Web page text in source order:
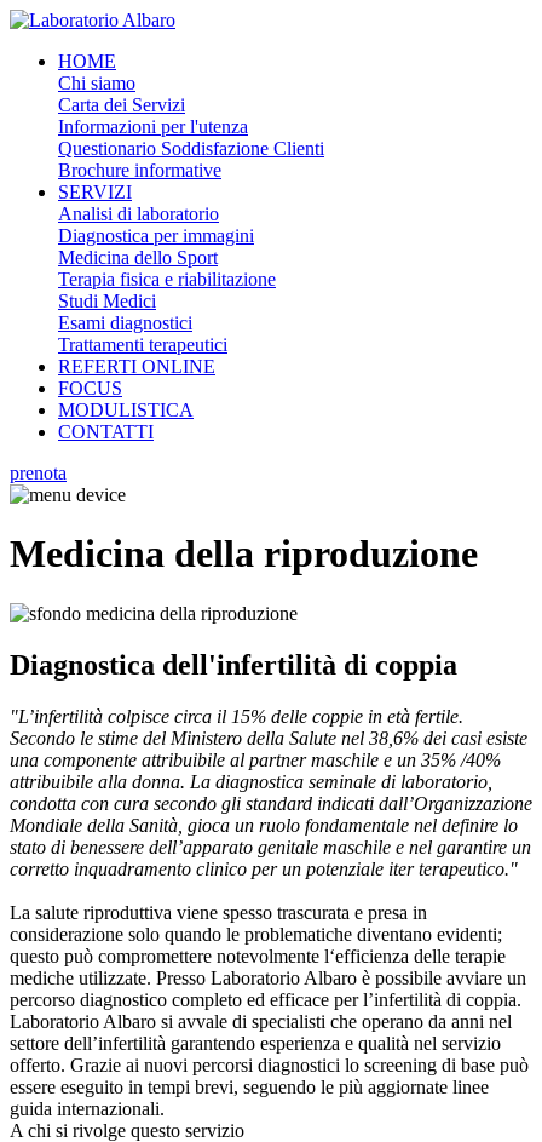
HOME
Chi siamo
Carta dei Servizi
Informazioni per l'utenza
Questionario Soddisfazione Clienti
Brochure informative
SERVIZI
Analisi di laboratorio
Diagnostica per immagini
Medicina dello Sport
Terapia fisica e riabilitazione
Studi Medici
Esami diagnostici
Trattamenti terapeutici
REFERTI ONLINE
FOCUS
MODULISTICA
CONTATTI
prenota
Medicina della riproduzione
Diagnostica dell'infertilità di coppia
"L’infertilità colpisce circa il 15% delle coppie in età fertile.
Secondo le stime del Ministero della Salute nel 38,6% dei casi esiste
una componente attribuibile al partner maschile e un 35% /40%
attribuibile alla donna. La diagnostica seminale di laboratorio,
condotta con cura secondo gli standard indicati dall’Organizzazione
Mondiale della Sanità, gioca un ruolo fondamentale nel definire lo
stato di benessere dell’apparato genitale maschile e nel garantire un
corretto inquadramento clinico per un potenziale iter terapeutico."
La salute riproduttiva viene spesso trascurata e presa in
considerazione solo quando le problematiche diventano evidenti;
questo può compromettere notevolmente l‘efficienza delle terapie
mediche utilizzate. Presso Laboratorio Albaro è possibile avviare un
percorso diagnostico completo ed efficace per l’infertilità di coppia.
Laboratorio Albaro si avvale di specialisti che operano da anni nel
settore dell’infertilità garantendo esperienza e qualità nel servizio
offerto. Grazie ai nuovi percorsi diagnostici lo screening di base può
essere eseguito in tempi brevi, seguendo le più aggiornate linee
guida internazionali.
A chi si rivolge questo servizio